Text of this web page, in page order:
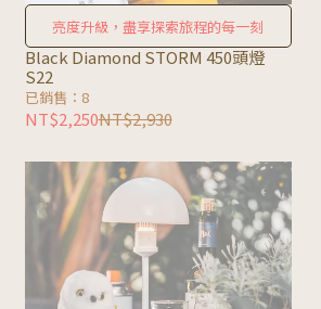
亮度升級，盡享探索旅程的每一刻
Black Diamond STORM 450頭燈
S22
已銷售：8
NT$2,250NT$2,930